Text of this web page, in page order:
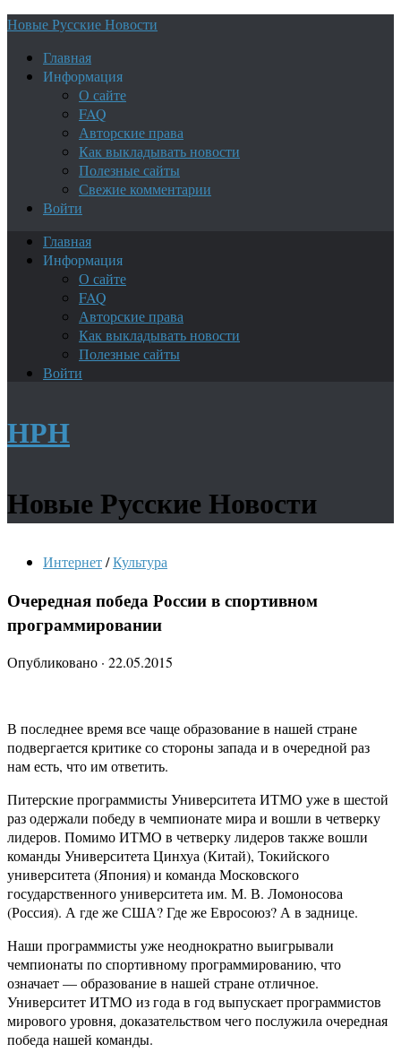
Новые Русские Новости
Главная
Информация
О сайте
FAQ
Авторские права
Как выкладывать новости
Полезные сайты
Свежие комментарии
Войти
Главная
Информация
О сайте
FAQ
Авторские права
Как выкладывать новости
Полезные сайты
Войти
НРН
Новые Русские Новости
Интернет/Культура
Очередная победа России в спортивном
программировании
Опубликовано · 22.05.2015
В последнее время все чаще образование в нашей стране
подвергается критике со стороны запада и в очередной раз
нам есть, что им ответить.
Питерские программисты Университета ИТМО уже в шестой
раз одержали победу в чемпионате мира и вошли в четверку
лидеров. Помимо ИТМО в четверку лидеров также вошли
команды Университета Цинхуа (Китай), Токийского
университета (Япония) и команда Московского
государственного университета им. М. В. Ломоносова
(Россия). А где же США? Где же Евросоюз? А в заднице.
Наши программисты уже неоднократно выигрывали
чемпионаты по спортивному программированию, что
означает — образование в нашей стране отличное.
Университет ИТМО из года в год выпускает программистов
мирового уровня, доказательством чего послужила очередная
победа нашей команды.